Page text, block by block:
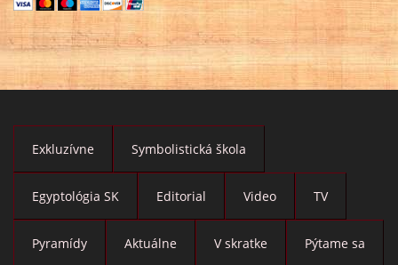
Exkluzívne Symbolistická škola
Egyptológia SK Editorial Video TV
Pyramídy Aktuálne V skratke Pýtame sa